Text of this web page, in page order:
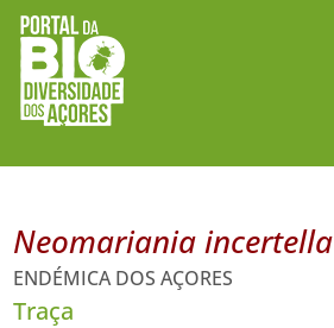
Neomariania incertella
ENDÉMICA DOS AÇORES
Traça